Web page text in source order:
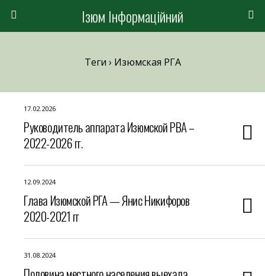
Ізюм Інформаційний
Теги › Изюмская РГА
17.02.2026
Руководитель аппарата Изюмской РВА –
2022-2026 гг.
12.09.2024
Глава Изюмской РГА — Янис Никифоров
2020-2021 гг
31.08.2024